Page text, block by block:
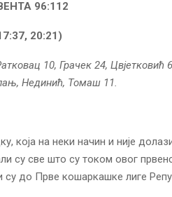
96:112
20:21)
10, Грачек 24,
Нединић, Томаш 11.
која на неки начин и није
су све што су током овог
су до Прве кошаркашке лиге